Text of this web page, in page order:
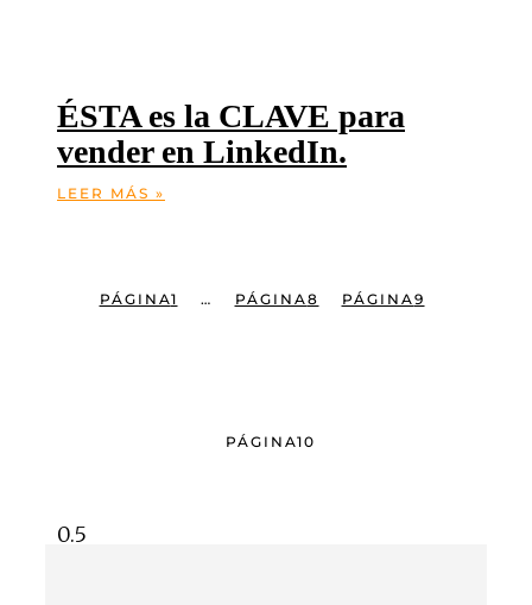
ÉSTA es la CLAVE para
vender en LinkedIn.
LEER MÁS »
PÁGINA1 … PÁGINA8 PÁGINA9
PÁGINA10